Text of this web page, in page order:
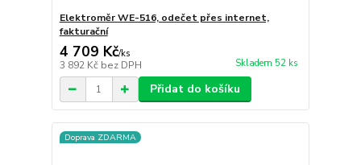
Elektroměr WE-516, odečet přes internet,
fakturační
4 709 Kč/ks
3 892 Kč bez DPH Skladem 52 ks
Přidat do košíku
Doprava ZDARMA